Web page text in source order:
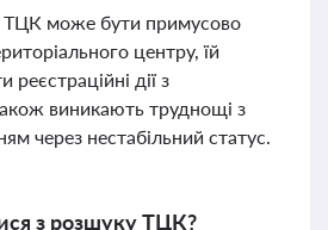
може бути примусово
центру, їй
дії з
виникають труднощі з
через нестабільний статус.
з розшуку ТЦК?